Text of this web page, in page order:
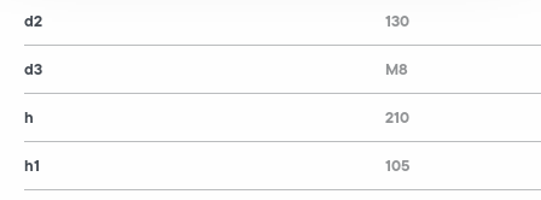
d2
d3
h
h1
130
M8
210
105